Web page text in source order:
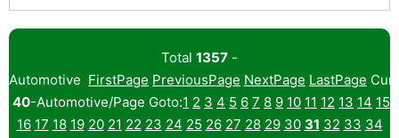
Total 1357 -
Automotive FirstPage PreviousPage NextPage LastPage
40-Automotive/Page Goto:1 2 3 4 5 6 7 8 9 10 11 12 13 14 15
16 17 18 19 20 21 22 23 24 25 26 27 28 29 30 31 32 33 34